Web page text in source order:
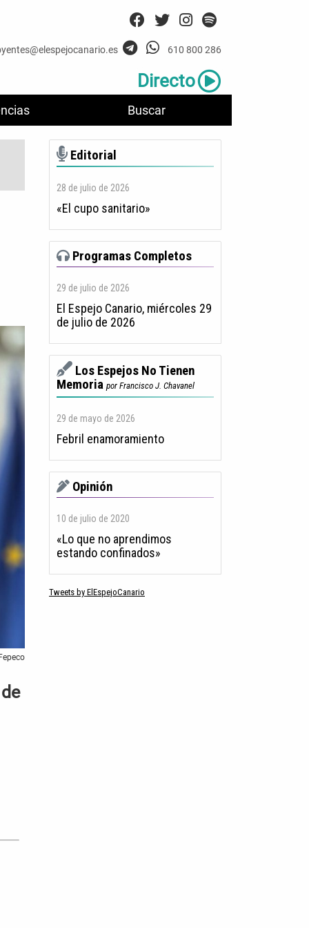
Buscar
610 800 286
Directo
Editorial
28 de julio de 2026
«El cupo sanitario»
Programas Completos
29 de julio de 2026
El Espejo Canario, miércoles 29
de julio de 2026
Los Espejos No Tienen
Memoria por Francisco J. Chavanel
29 de mayo de 2026
Febril enamoramiento
Opinión
10 de julio de 2020
«Lo que no aprendimos
estando confinados»
Tweets by ElEspejoCanario